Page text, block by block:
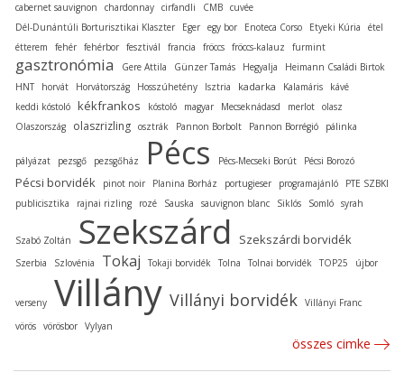
cabernet sauvignon chardonnay cirfandli CMB cuvée
Dél-Dunántúli Borturisztikai Klaszter
Eger egy bor Enoteca Corso Etyeki Kúria
étel
étterem
fehér fehérbor fesztivál francia fröccs fröccs-kalauz furmint
gasztronómia Gere Attila Günzer Tamás Hegyalja
Heimann Családi Birtok
HNT
horvát Horvátország Hosszúhetény Isztria kadarka Kalamáris
kávé
keddi kóstoló kékfrankos kóstoló magyar Mecseknádasd merlot olasz
Olaszország
olaszrizling osztrák Pannon Borbolt Pannon Borrégió pálinka
pályázat pezsgő pezsgőház Pécs Pécs-Mecseki Borút Pécsi Borozó
Pécsi borvidék pinot noir Planina Borház portugieser programajánló
PTE SZBKI
publicisztika
rajnai rizling rozé Sauska sauvignon blanc Siklós Somló syrah
Szabó Zoltán Szekszárd Szekszárdi borvidék
Szerbia Szlovénia Tokaj Tokaji borvidék Tolna Tolnai borvidék TOP25 újbor
verseny Villány Villányi borvidék Villányi Franc
vörös vörösbor Vylyan
összes cimke